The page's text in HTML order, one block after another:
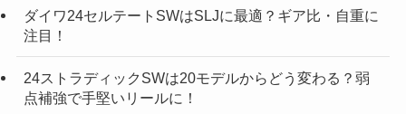
ダイワ24セルテートSWはSLJに最適？ギア比・自重に
注目！
24ストラディックSWは20モデルからどう変わる？弱
点補強で手堅いリールに！